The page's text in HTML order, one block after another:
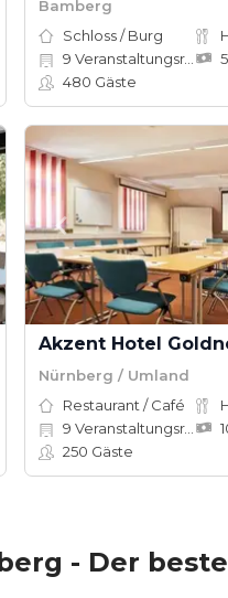
Bamberg
Schloss / Burg
9 Veranstaltungsräume
480 Gäste
Nürnberg / Umland
Restaurant / Café
9 Veranstaltungsräume
250 Gäste
- Der